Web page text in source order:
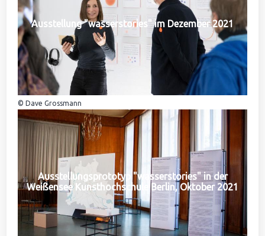
Ausstellung "wasserstories" im Dezember 2021
© Dave Grossmann
Ausstellungsprototyp "wasserstories" in der
Weißensee Kunsthochschule Berlin, Oktober 2021